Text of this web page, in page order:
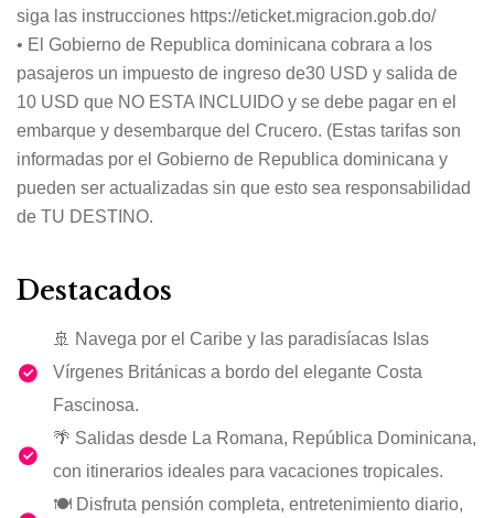
siga las instrucciones https://eticket.migracion.gob.do/
• El Gobierno de Republica dominicana cobrara a los
pasajeros un impuesto de ingreso de30 USD y salida de
10 USD que NO ESTA INCLUIDO y se debe pagar en el
embarque y desembarque del Crucero. (Estas tarifas son
informadas por el Gobierno de Republica dominicana y
pueden ser actualizadas sin que esto sea responsabilidad
de TU DESTINO.
Destacados
🚢 Navega por el Caribe y las paradisíacas Islas
Vírgenes Británicas a bordo del elegante Costa
Fascinosa.
🌴 Salidas desde La Romana, República Dominicana,
con itinerarios ideales para vacaciones tropicales.
🍽️ Disfruta pensión completa, entretenimiento diario,